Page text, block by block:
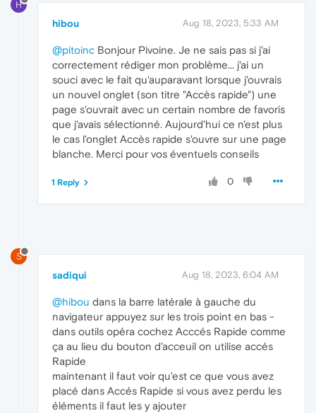
H
hibou Aug 18, 2023, 5:33 AM
@pitoinc Bonjour Pivoine. Je ne sais pas si j'ai
correctement rédiger mon problème... j'ai un
souci avec le fait qu'auparavant lorsque j'ouvrais
un nouvel onglet (son titre "Accès rapide") une
page s'ouvrait avec un certain nombre de favoris
que j'avais sélectionné. Aujourd'hui ce n'est plus
le cas l'onglet Accès rapide s'ouvre sur une page
blanche. Merci pour vos éventuels conseils
0
1 Reply
S
sadiqui Aug 18, 2023, 6:04 AM
@hibou dans la barre latérale à gauche du
navigateur appuyez sur les trois point en bas -
dans outils opéra cochez Acccés Rapide comme
ça au lieu du bouton d'acceuil on utilise accés
Rapide
maintenant il faut voir qu'est ce que vous avez
placé dans Accés Rapide si vous avez perdu les
éléments il faut les y ajouter